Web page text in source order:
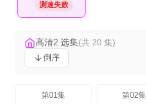
测速失败
高清2 选集(共 20 集)
倒序
第01集 第02集